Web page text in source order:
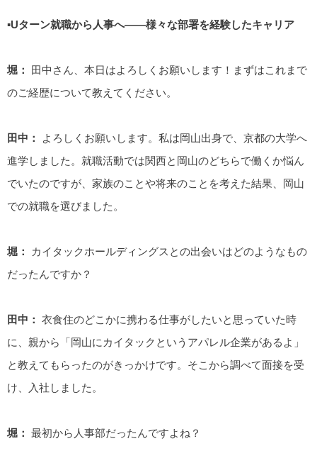
▪️Uターン就職から人事へ――様々な部署を経験したキャリア
堀：
田中さん、本日はよろしくお願いします！まずはこれまで
のご経歴について教えてください。
田中：
よろしくお願いします。私は岡山出身で、京都の大学へ
進学しました。就職活動では関西と岡山のどちらで働くか悩ん
でいたのですが、家族のことや将来のことを考えた結果、岡山
での就職を選びました。
堀：
カイタックホールディングスとの出会いはどのようなもの
だったんですか？
田中： 衣食住のどこかに携わる仕事がしたいと思っていた時
に、親から「岡山にカイタックというアパレル企業があるよ」
と教えてもらったのがきっかけです。そこから調べて面接を受
け、入社しました。
堀： 最初から人事部だったんですよね？